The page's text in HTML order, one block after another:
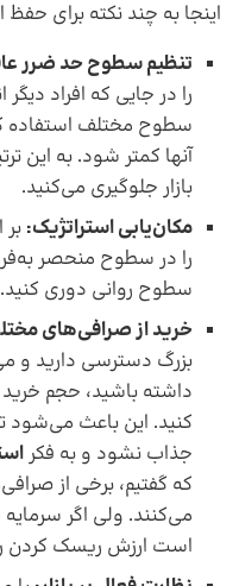
اینجا به چند نکته برای
تنظیم سطوح حد ضرر
را در جایی که افراد
سطوح مختلف استفاده
آنها کمتر شود. به ‌این
بازار جلوگیری می‌کنید.
مکان‌یابی استراتژیک:
را در سطوح منحصر به‌فرد
سطوح روانی دوری کنید.
خرید از صرافی‌های
بزرگ دسترسی دارید
داشته باشید، حجم
کنید. این باعث می‌شود
جذاب نشود و به فکر
که گفتیم، برخی از
می‌کنند. ولی اگر
است ارزش ریسک کردن را